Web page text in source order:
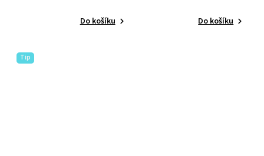
Do košíku Do košíku
Tip